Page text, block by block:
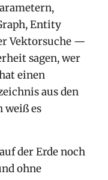
Entity
Vektorsuche —
sagen, wer
einen
aus den
es
der Erde noch
ohne